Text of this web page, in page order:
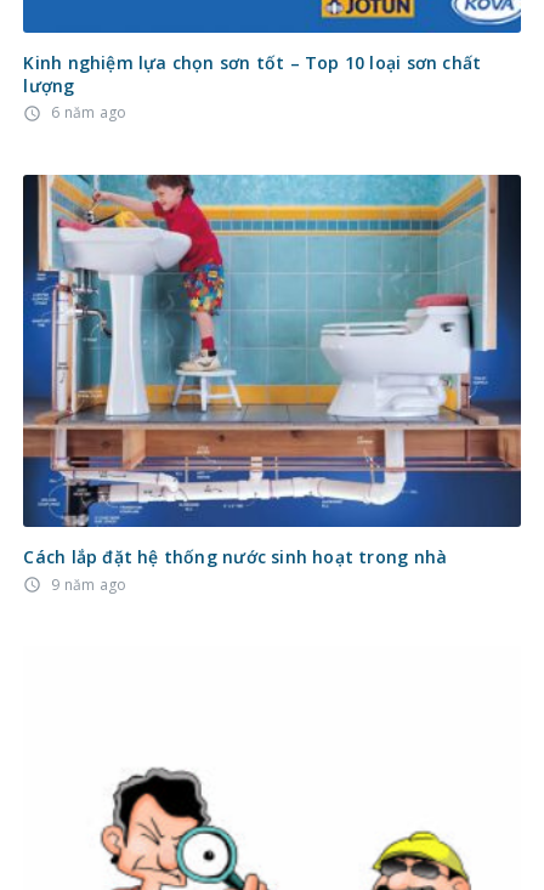
Kinh nghiệm lựa chọn sơn tốt – Top 10 loại sơn chất
lượng
access_time 6 năm ago
Cách lắp đặt hệ thống nước sinh hoạt trong nhà
access_time 9 năm ago